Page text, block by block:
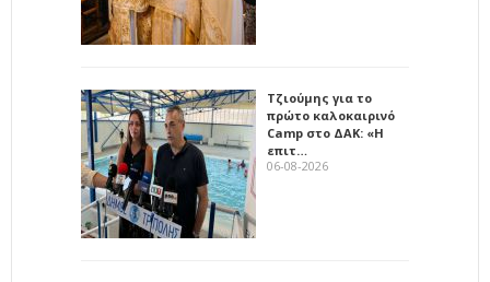
Τζιούμης για το
πρώτο καλοκαιρινό
Camp στο ΔΑΚ: «Η
επιτ…
06-08-2026